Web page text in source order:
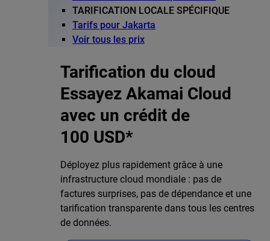
TARIFICATION LOCALE SPÉCIFIQUE
Tarifs pour Jakarta
Voir tous les prix
Tarification du cloud
Essayez Akamai Cloud
avec un crédit de
100 USD*
Déployez plus rapidement grâce à une
infrastructure cloud mondiale : pas de
factures surprises, pas de dépendance et une
tarification transparente dans tous les centres
de données.